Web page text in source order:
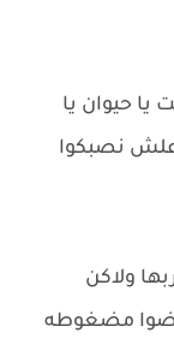
حيوان يا
علش نصبكوا
ولاكن
مضغوطه